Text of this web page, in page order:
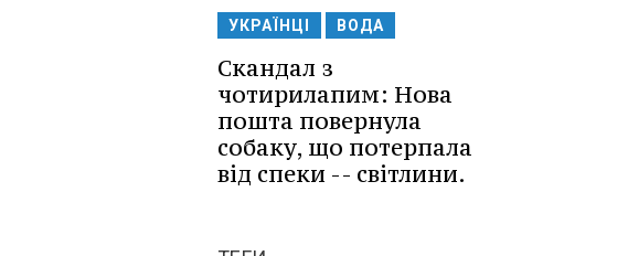
УКРАЇНЦІ ВОДА
Скандал з
чотирилапим: Нова
пошта повернула
собаку, що потерпала
від спеки -- світлини.